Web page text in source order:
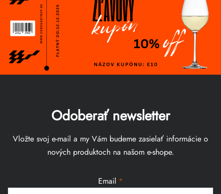
Odoberať newsletter
Vložte svoj e-mail a my Vám budeme zasielať informácie o
nových produktoch na našom e-shope.
Email